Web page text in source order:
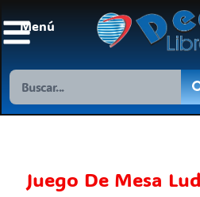
al
Menú
Search
Juego De Mesa